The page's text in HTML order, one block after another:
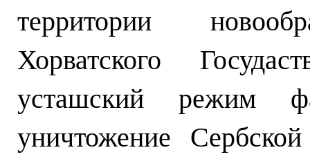
территории
Хорватского
усташский режим
уничтожение